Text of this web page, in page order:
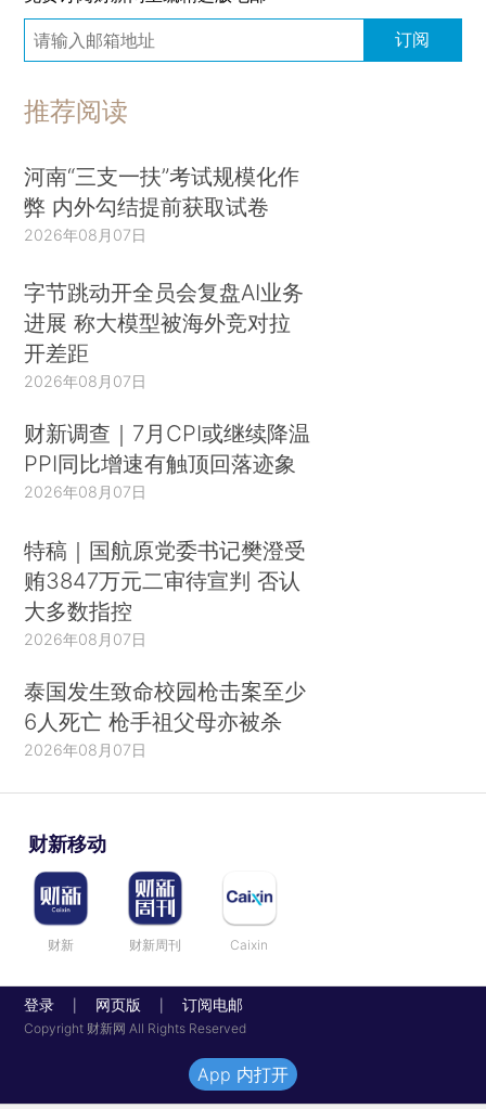
订阅
推荐阅读
河南“三支一扶”考试规模化作
弊 内外勾结提前获取试卷
2026年08月07日
字节跳动开全员会复盘AI业务
进展 称大模型被海外竞对拉
开差距
2026年08月07日
财新调查｜7月CPI或继续降温
PPI同比增速有触顶回落迹象
2026年08月07日
特稿｜国航原党委书记樊澄受
贿3847万元二审待宣判 否认
大多数指控
2026年08月07日
泰国发生致命校园枪击案至少
6人死亡 枪手祖父母亦被杀
2026年08月07日
财新移动
财新 财新周刊 Caixin
登录 网页版 订阅电邮
Copyright 财新网 All Rights Reserved
App 内打开